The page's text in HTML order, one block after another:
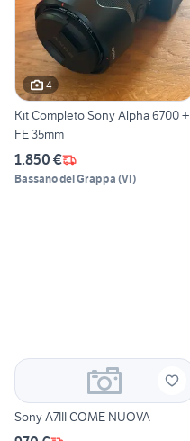
4
Kit Completo Sony Alpha 6700 +
FE 35mm
1.850 €
Bassano del Grappa (VI)
Sony A7III COME NUOVA